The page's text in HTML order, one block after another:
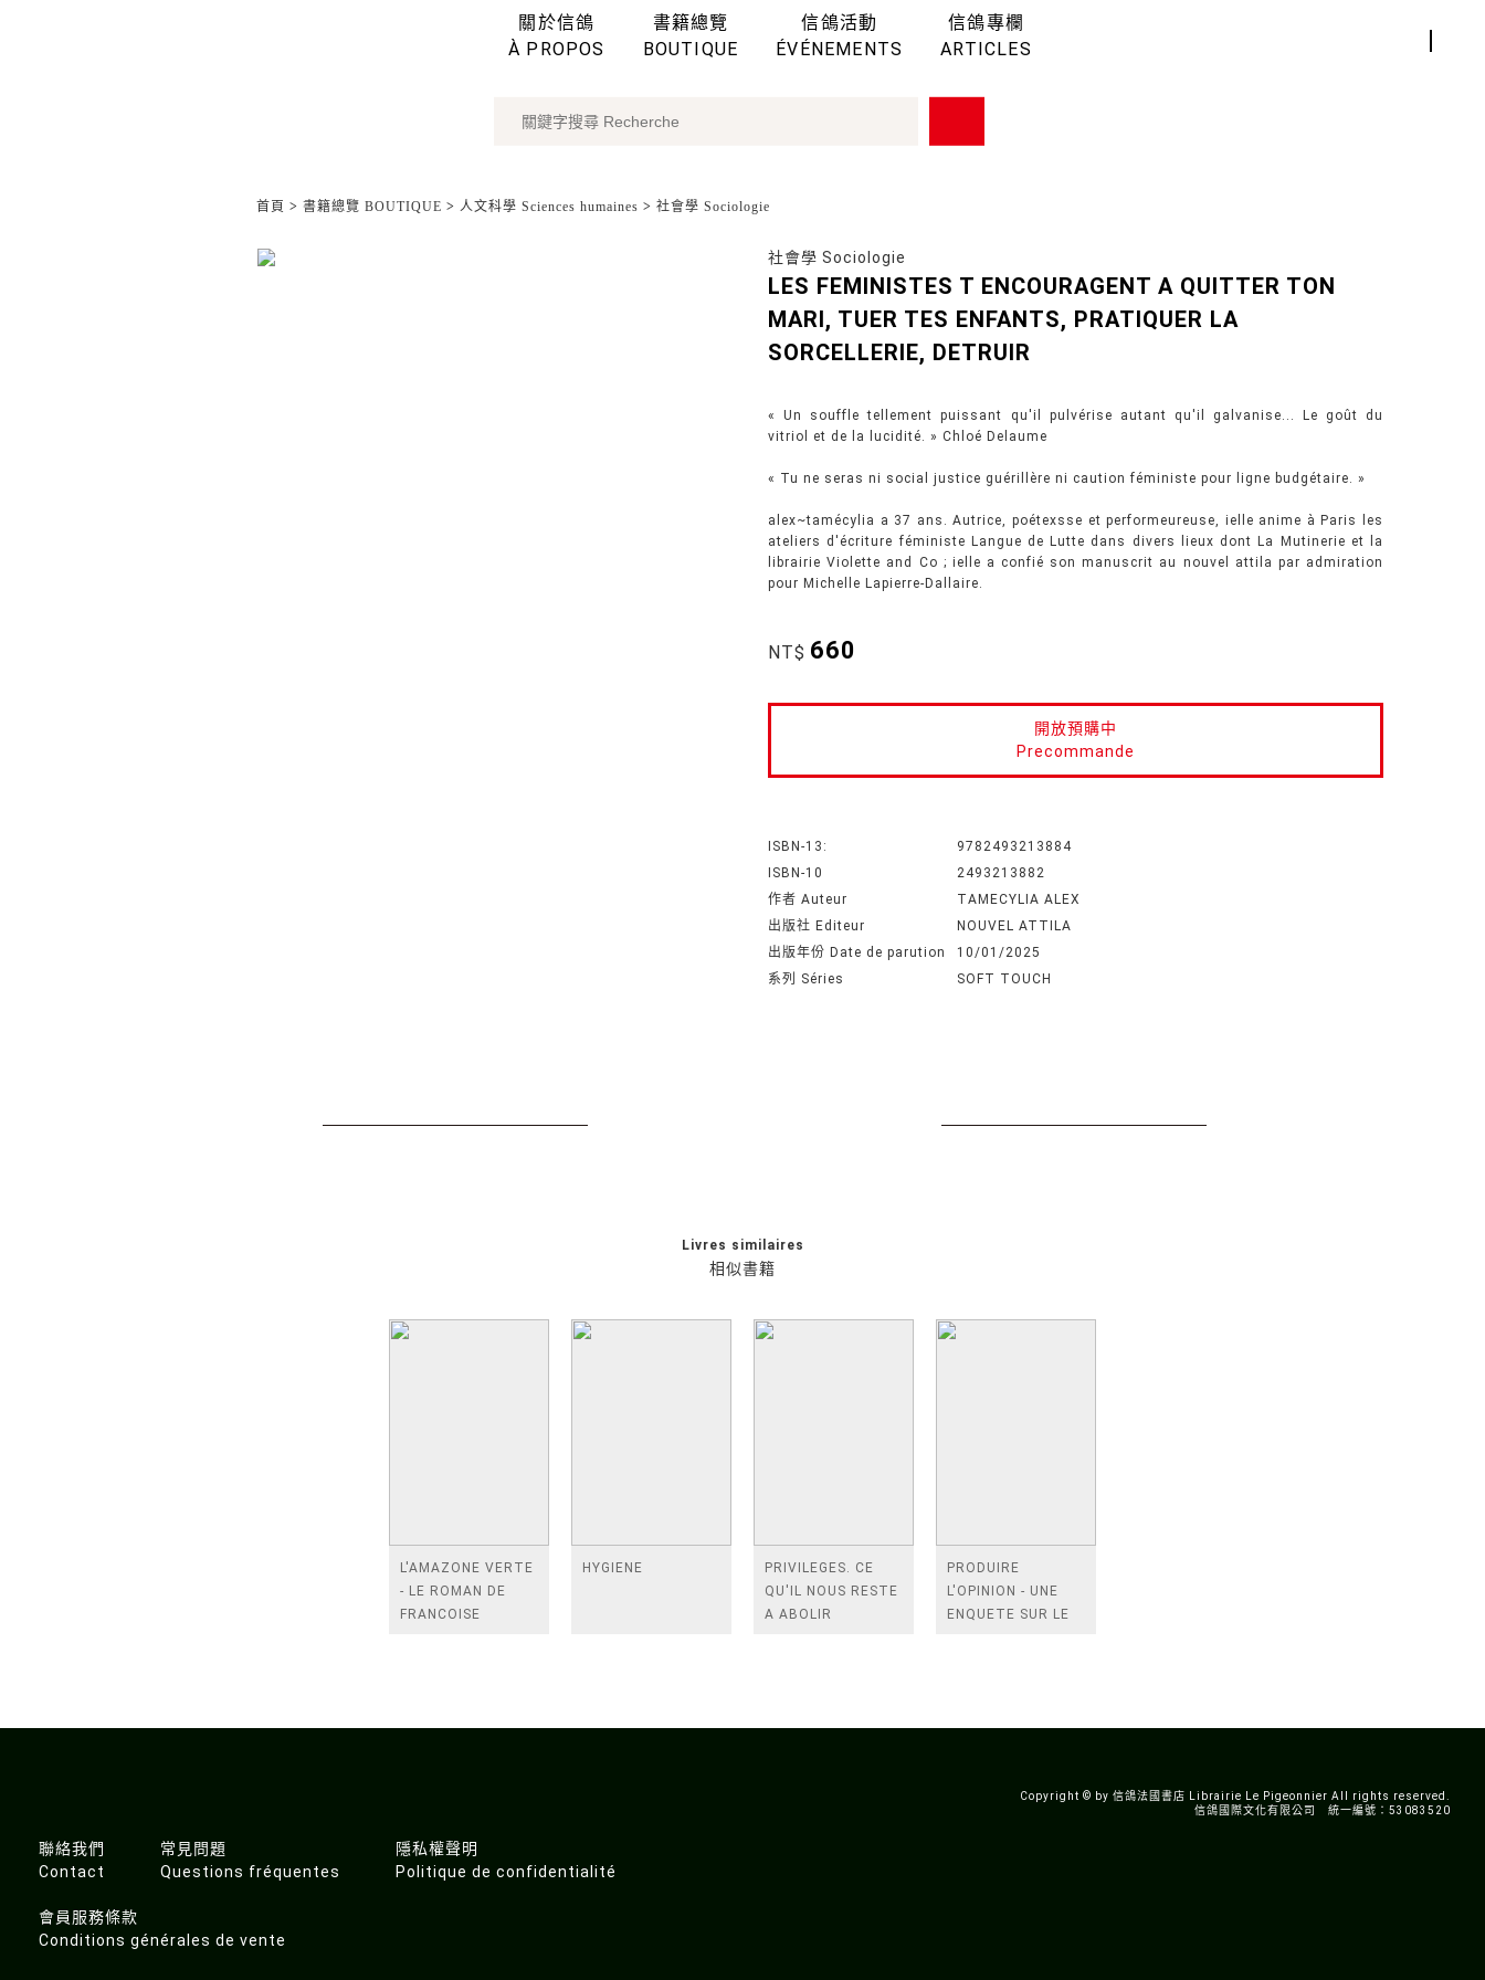
關於信鴿
À PROPOS
書籍總覽
BOUTIQUE
信鴿活動
ÉVÉNEMENTS
信鴿專欄
ARTICLES
首頁 > 書籍總覽 BOUTIQUE > 人文科學 Sciences humaines > 社會學 Sociologie
社會學 Sociologie
LES FEMINISTES T ENCOURAGENT A QUITTER TON
MARI, TUER TES ENFANTS, PRATIQUER LA
SORCELLERIE, DETRUIR
« Un souffle tellement puissant qu'il pulvérise autant qu'il galvanise... Le goût du
vitriol et de la lucidité. » Chloé Delaume
« Tu ne seras ni social justice guérillère ni caution féministe pour ligne budgétaire. »
alex~tamécylia a 37 ans. Autrice, poétexsse et performeureuse, ielle anime à Paris les
ateliers d'écriture féministe Langue de Lutte dans divers lieux dont La Mutinerie et la
librairie Violette and Co ; ielle a confié son manuscrit au nouvel attila par admiration
pour Michelle Lapierre-Dallaire.
NT$ 660
開放預購中
Precommande
ISBN-13:
9782493213884
ISBN-10
2493213882
作者 Auteur
TAMECYLIA ALEX
出版社 Editeur
NOUVEL ATTILA
出版年份 Date de parution
10/01/2025
系列 Séries
SOFT TOUCH
相似書籍
Livres similaires
L'AMAZONE VERTE
- LE ROMAN DE
FRANCOISE
HYGIENE
PRIVILEGES. CE
QU'IL NOUS RESTE
A ABOLIR
PRODUIRE
L'OPINION - UNE
ENQUETE SUR LE
Copyright © by 信鴿法國書店 Librairie Le Pigeonnier All rights reserved.
信鴿國際文化有限公司 統一編號：53083520
聯絡我們
Contact
常見問題
Questions fréquentes
隱私權聲明
Politique de confidentialité
會員服務條款
Conditions générales de vente